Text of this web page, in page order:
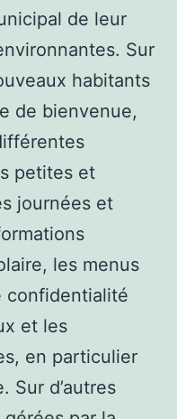
de leur
Sur
habitants
de bienvenue,
petites et
journées et
les menus
confidentialité
et les
en particulier
Sur d’autres